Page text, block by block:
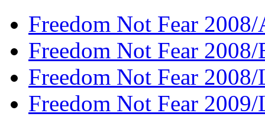
Freedom Not Fear
Freedom Not Fear
Freedom Not Fear
Freedom Not Fear